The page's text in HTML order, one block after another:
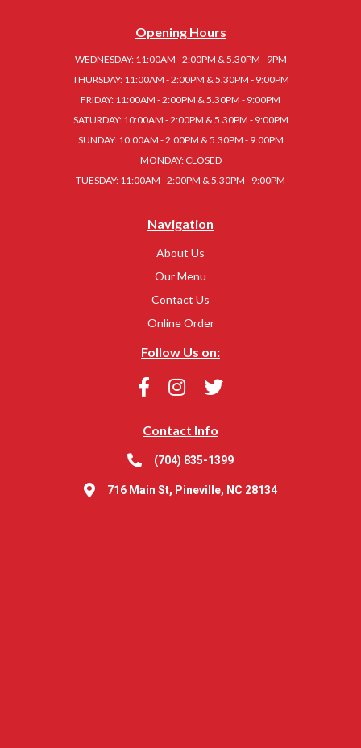
Opening Hours
WEDNESDAY: 11:00AM - 2:00PM & 5.30PM - 9PM
THURSDAY: 11:00AM - 2:00PM & 5.30PM - 9:00PM
FRIDAY: 11:00AM - 2:00PM & 5.30PM - 9:00PM
SATURDAY: 10:00AM - 2:00PM & 5.30PM - 9:00PM
SUNDAY: 10:00AM - 2:00PM & 5.30PM - 9:00PM
MONDAY: CLOSED
TUESDAY: 11:00AM - 2:00PM & 5.30PM - 9:00PM
Navigation
About Us
Our Menu
Contact Us
Online Order
Follow Us on:
Contact Info
(704) 835-1399
716 Main St, Pineville, NC 28134